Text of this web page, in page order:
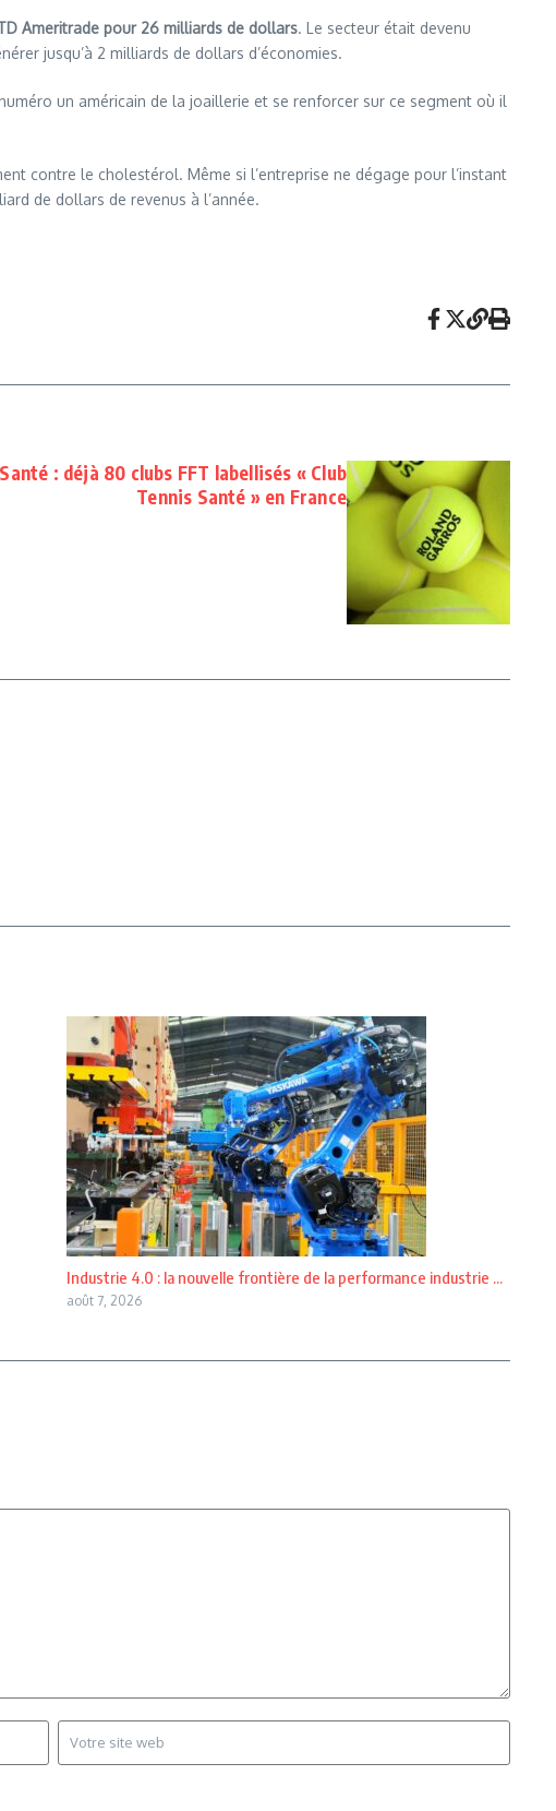
Ameritrade pour 26 milliards de dollars. Le secteur était devenu
jusqu’à 2 milliards de dollars d’économies.
un américain de la joaillerie et se renforcer sur ce segment où il
contre le cholestérol. Même si l’entreprise ne dégage pour l’instant
de dollars de revenus à l’année.
: déjà 80 clubs FFT labellisés « Club
Tennis Santé » en France
Industrie 4.0 : la nouvelle frontière de la performance industrie ...
août 7, 2026